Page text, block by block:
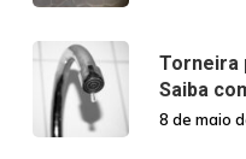
Torneira
Saiba
8 de maio